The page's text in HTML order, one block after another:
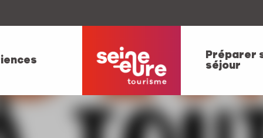
Préparer
séjour